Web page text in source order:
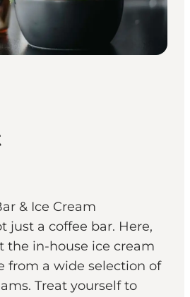
& Ice Cream
just a coffee bar. Here,
the in-house ice cream
from a wide selection of
Treat yourself to